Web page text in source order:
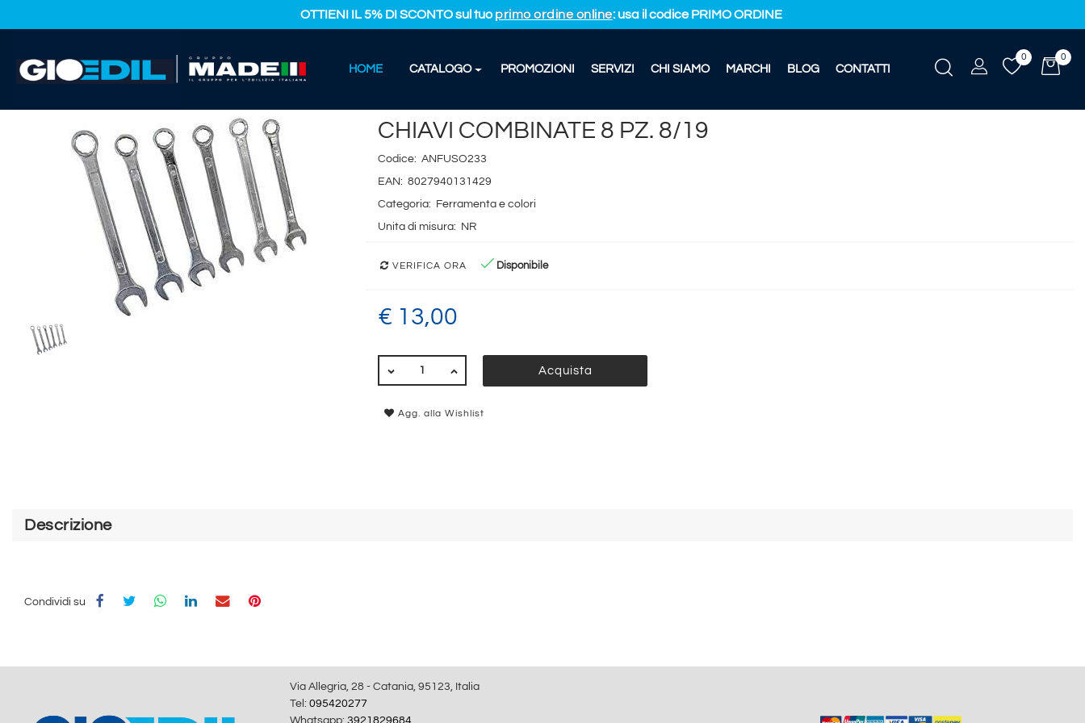
OTTIENI IL 5% DI SCONTO sul tuoprimo ordine online: usa il codice PRIMO ORDINE
HOME CATALOGO PROMOZIONI SERVIZI CHI SIAMO MARCHI BLOG CONTATTI
0
0
HOME
CATALOGO PRODOTTI FERRAMENTA E COLORI CHIAVI COMBINATE 8 PZ. 8/19
CHIAVI COMBINATE 8 PZ. 8/19
Codice: ANFUSO233
EAN: 8027940131429
Categoria:
Ferramenta e colori
Unita di misura:
NR
VERIFICA ORA Disponibile
€ 13,00
Acquista
Agg. alla Wishlist
Descrizione
Condividi su
Via Allegria, 28 - Catania, 95123, Italia
Tel: 095420277
Whatsapp: 3921829684